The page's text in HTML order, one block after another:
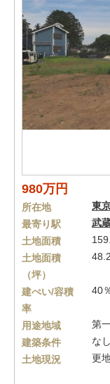
980万円
所在地 東
最寄り駅
武
土地面積
土地面積
（坪）
建ぺい/容積
率
40
用途地域
第
建築条件
なし
土地現況
更